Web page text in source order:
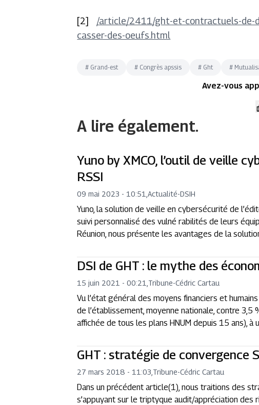
[2] /article/2411/ght-et-contractuels-de-
casser-des-oeufs.html
# Grand-est # Congrès apssis # Ght #
Avez-vous
A lire également.
Yuno by XMCO, l’outil de veille
RSSI
09 mai 2023 - 10:51 ,Actualité-DSIH
Yuno, la solution de veille en cybersécurité de
suivi personnalisé des vulné rabilités de leurs
Réunion, nous présente les avantages de la
DSI de GHT : le mythe des
15 juin 2021 - 00:21 Tribune-Cédric Cartau
Vu l’état général des moyens financiers et
de l’établissement, moyenne nationale, contre
affichée de tous les plans HNUM depuis 15 ans),
GHT : stratégie de convergence
27 mars 2018 - 11:03 Tribune-Cédric Cartau
Dans un précédent article(1), nous traitions des
s’appuyant sur le triptyque audit/appréciation des